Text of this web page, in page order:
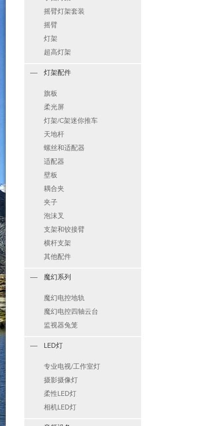
摇臂灯架套装
摇臂
灯架
超高灯架
灯架配件
旗板
柔光屏
灯架/C架迷你推车
天地杆
螺丝和适配器
适配器
壁板
耦合夹
夹子
泡沫叉
支架和铰接臂
横杆支架
其他配件
魔幻系列
魔幻电控地轨
魔幻电控四轴云台
监视器兔笼
LED灯
专业电视/工作室灯
摄影摄像灯
柔性LED灯
相机LED灯